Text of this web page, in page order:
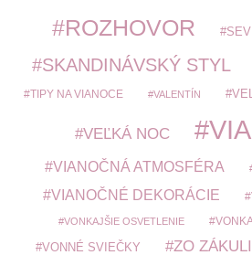
ROZHOVOR
SKANDINÁVSKÝ STYL
TIPY NA VIANOCE VALENTÍN
VEĽKÁ NOC
VIANOČNÁ ATMOSFÉRA
VIANOČNÉ DEKORÁCIE
VONKAJŠIE OSVETLENIE
VONNÉ SVIEČKY ZO